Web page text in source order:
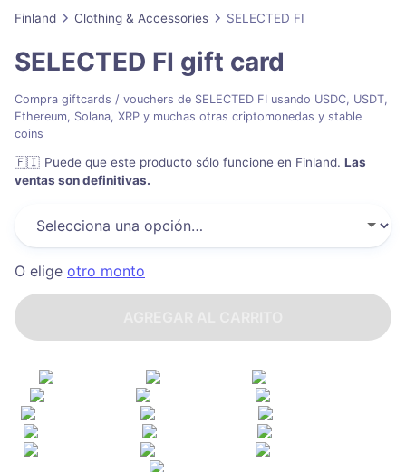
Finland Clothing & Accessories SELECTED FI
SELECTED FI gift card
Compra giftcards / vouchers de SELECTED FI usando USDC, USDT,
Ethereum, Solana, XRP y muchas otras criptomonedas y stable
coins
🇫🇮 Puede que este producto sólo funcione en Finland. Las
ventas son definitivas.
O elige otro monto